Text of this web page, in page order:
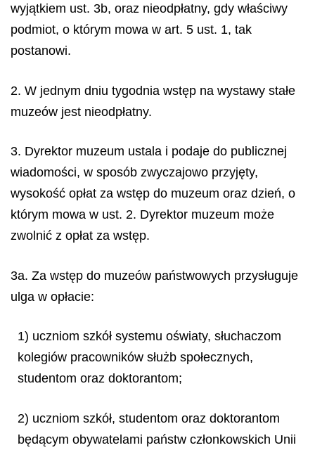
wyjątkiem ust. 3b, oraz nieodpłatny, gdy właściwy
podmiot, o którym mowa w art. 5 ust. 1, tak
postanowi.
2. W jednym dniu tygodnia wstęp na wystawy stałe
muzeów jest nieodpłatny.
3. Dyrektor muzeum ustala i podaje do publicznej
wiadomości, w sposób zwyczajowo przyjęty,
wysokość opłat za wstęp do muzeum oraz dzień, o
którym mowa w ust. 2. Dyrektor muzeum może
zwolnić z opłat za wstęp.
3a. Za wstęp do muzeów państwowych przysługuje
ulga w opłacie:
1) uczniom szkół systemu oświaty, słuchaczom
kolegiów pracowników służb społecznych,
studentom oraz doktorantom;
2) uczniom szkół, studentom oraz doktorantom
będącym obywatelami państw członkowskich Unii